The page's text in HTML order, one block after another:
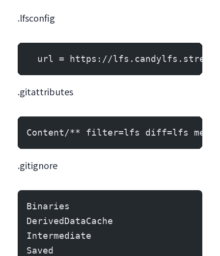
.lfsconfig
url = https://
.gitattributes
Content/** filter=lfs diff=lfs
.gitignore
Binaries
DerivedDataCache
Intermediate
Saved